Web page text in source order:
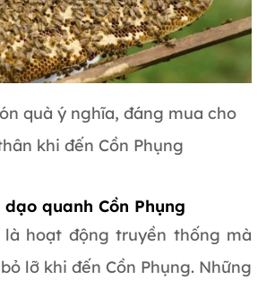
quà ý nghĩa, đáng mua cho
khi đến Cồn Phụng
quanh Cồn Phụng
hoạt động truyền thống mà
lỡ khi đến Cồn Phụng. Những